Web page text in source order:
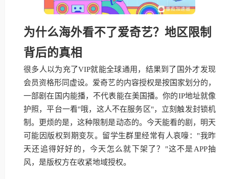
为什么海外看不了爱奇艺？地区限制
背后的真相
很多人以为充了VIP就能全球通用，结果到了国外才发现
会员资格形同虚设。爱奇艺的内容授权是按国家划分的，
一部剧在国内能播，不代表能在美国播。你的IP地址就像
护照，平台一看"哦，这人不在服务区"，立刻触发封锁机
制。更烦的是，这种限制是动态的。今天能看的剧，明天
可能因版权到期变灰。留学生群里经常有人哀嚎："我昨
天还追得好好的，今天怎么就下架了？"这不是APP抽
风，是版权方在收紧地域授权。